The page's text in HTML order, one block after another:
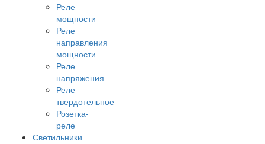
Реле
мощности
Реле
направления
мощности
Реле
напряжения
Реле
твердотельное
Розетка-
реле
Светильники